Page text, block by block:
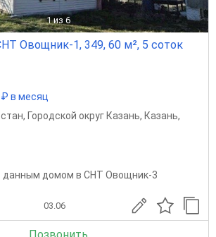
1 из 6
Овощник-1, 349, 60 м², 5 соток
₽ в месяц
, Городской округ Казань, Казань,
данным домом в СНТ Овощник-3
03.06